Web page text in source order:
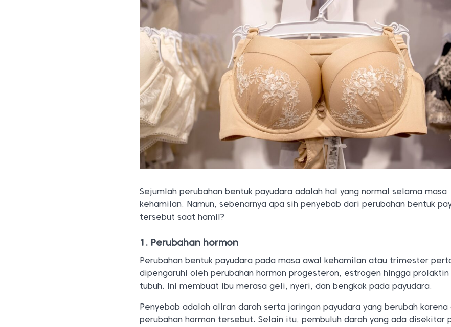
Sejumlah perubahan bentuk payudara adalah hal yang normal selama masa
kehamilan. Namun, sebenarnya apa sih penyebab dari perubahan bentuk
tersebut saat hamil?
1. Perubahan hormon
Perubahan bentuk payudara pada masa awal kehamilan atau trimester
dipengaruhi oleh perubahan hormon progesteron, estrogen hingga prolaktin
tubuh. Ini membuat ibu merasa geli, nyeri, dan bengkak pada payudara.
Penyebab adalah aliran darah serta jaringan payudara yang berubah karena
perubahan hormon tersebut. Selain itu, pembuluh darah yang ada disekitar